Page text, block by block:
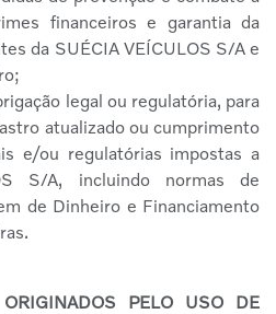
financeiros e garantia da
da SUÉCIA VEÍCULOS S/A e
legal ou regulatória, para
atualizado ou cumprimento
e/ou regulatórias impostas a
S/A, incluindo normas de
de Dinheiro e Financiamento
PELO USO DE